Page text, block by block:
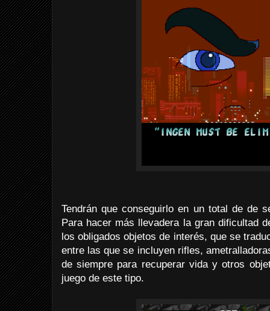
Tendrán que conseguirlo en un total de de
Para hacer más llevadera la gran dificultad
los obligados objetos de interés, que se
entre las que se incluyen rifles,
de siempre para recuperar vida y otros
juego de este tipo.